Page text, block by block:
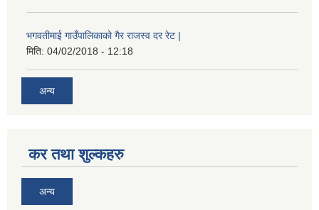
भगवतीमाई गाउँपालिकाको गैर राजस्व दर रेट |
मिति: 04/02/2018 - 12:18
अन्य
कर तथा शुल्कहरु
अन्य